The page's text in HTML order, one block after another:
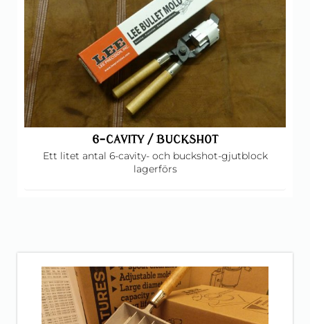
6-CAVITY / BUCKSHOT
Ett litet antal 6-cavity- och buckshot-gjutblock
lagerförs